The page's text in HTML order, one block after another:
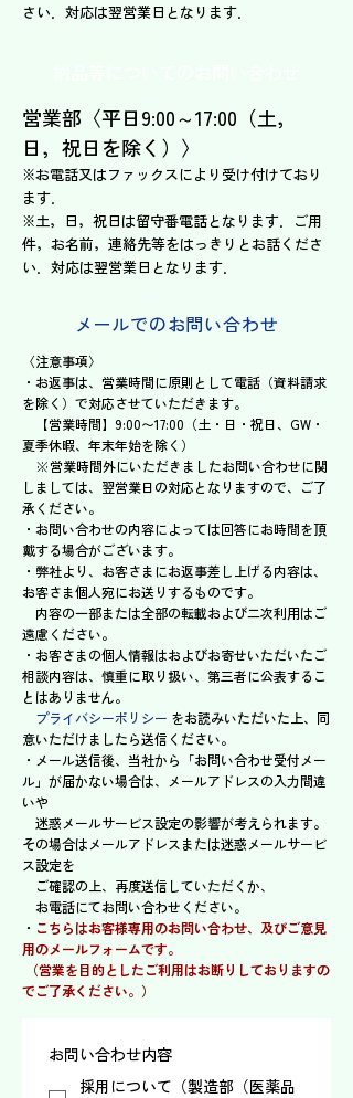
さい．対応は翌営業日となります．
営業部〈平日9:00～17:00（土，
日，祝日を除く）〉
※お電話又はファックスにより受け付けており
ます．
※土，日，祝日は留守番電話となります．ご用
件，お名前，連絡先等をはっきりとお話くださ
い．対応は翌営業日となります．
メールでのお問い合わせ
〈注意事項〉
・お返事は、営業時間に原則として電話（資料請求
を除く）で対応させていただきます。
【営業時間】9:00〜17:00（土・日・祝日、GW・
夏季休暇、年末年始を除く）
※営業時間外にいただきましたお問い合わせに関
しましては、翌営業日の対応となりますので、ご了
承ください。
・お問い合わせの内容によっては回答にお時間を頂
戴する場合がございます。
・弊社より、お客さまにお返事差し上げる内容は、
お客さま個人宛にお送りするものです。
内容の一部または全部の転載および二次利用はご
遠慮ください。
・お客さまの個人情報はおよびお寄せいただいたご
相談内容は、慎重に取り扱い、第三者に公表するこ
とはありません。
プライバシーポリシー をお読みいただいた上、同
意いただけましたら送信ください。
・メール送信後、当社から「お問い合わせ受付メー
ル」が届かない場合は、メールアドレスの入力間違
いや
迷惑メールサービス設定の影響が考えられます。
その場合はメールアドレスまたは迷惑メールサービ
ス設定を
ご確認の上、再度送信していただくか、
お電話にてお問い合わせください。
・ こちらはお客様専用のお問い合わせ、及びご意見
用のメールフォームです。
（営業を目的としたご利用はお断りしておりますの
でご了承ください。）
お問い合わせ内容
採用について（製造部（医薬品